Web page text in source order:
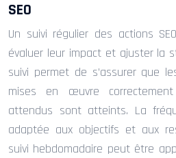
SEO
Un suivi régulier des actions
évaluer leur impact et ajuster la
suivi permet de s’assurer que
mises en œuvre
attendus sont atteints. La
adaptée aux objectifs et aux
suivi hebdomadaire peut être